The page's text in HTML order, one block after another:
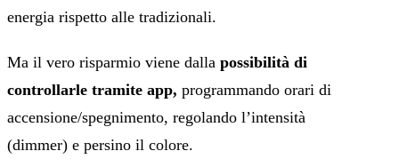
energia rispetto alle tradizionali.
Ma il vero risparmio viene dalla possibilità di
controllarle tramite app, programmando orari di
accensione/spegnimento, regolando l’intensità
(dimmer) e persino il colore.